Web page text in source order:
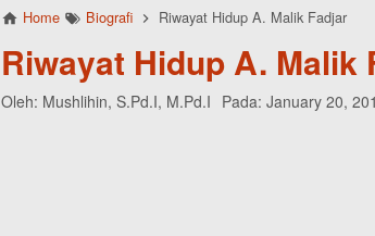
Home Biografi Riwayat Hidup A. Malik Fadjar
Riwayat Hidup A. Malik
Oleh: Mushlihin, S.Pd.I, M.Pd.I Pada: January 20,